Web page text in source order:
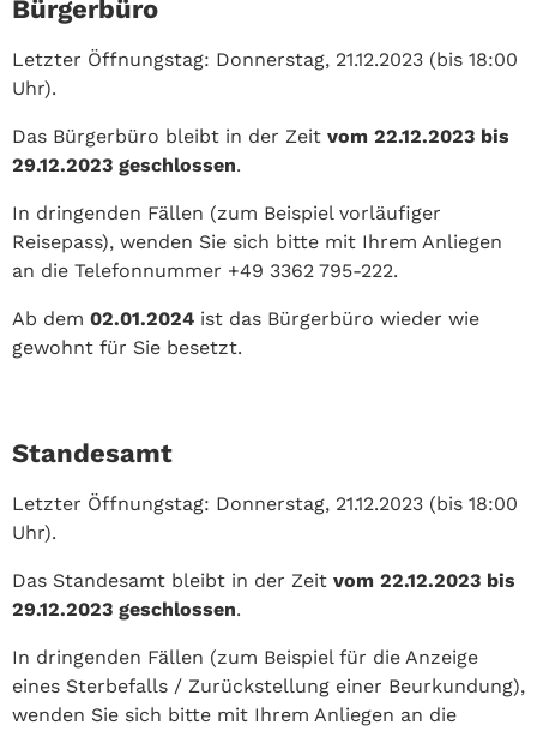
Bürgerbüro
Letzter Öffnungstag: Donnerstag, 21.12.2023 (bis 18:00
Uhr).
Das Bürgerbüro bleibt in der Zeit vom 22.12.2023 bis
29.12.2023 geschlossen.
In dringenden Fällen (zum Beispiel vorläufiger
Reisepass), wenden Sie sich bitte mit Ihrem Anliegen
an die Telefonnummer +49 3362 795-222.
Ab dem 02.01.2024 ist das Bürgerbüro wieder wie
gewohnt für Sie besetzt.
Standesamt
Letzter Öffnungstag: Donnerstag, 21.12.2023 (bis 18:00
Uhr).
Das Standesamt bleibt in der Zeit vom 22.12.2023 bis
29.12.2023 geschlossen.
In dringenden Fällen (zum Beispiel für die Anzeige
eines Sterbefalls / Zurückstellung einer Beurkundung),
wenden Sie sich bitte mit Ihrem Anliegen an die